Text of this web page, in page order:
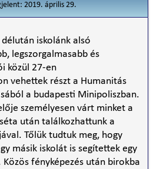
2019. április 29.
iskolánk alsó
legszorgalmasabb és
közül 27-en
vehettek részt a Humanitás
a budapesti Minipoliszban.
személyesen várt minket a
után találkozhattunk a
Tőlük tudtuk meg, hogy
másik iskolát is segítettek egy
fényképezés után birokba